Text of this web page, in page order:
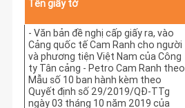
Tên giấy tờ
- Văn bản đề nghị cấp giấy ra, vào
Cảng quốc tế Cam Ranh cho người
và phương tiện Việt Nam của Công
ty Tân cảng - Petro Cam Ranh theo
Mẫu số 10 ban hành kèm theo
Quyết định số 29/2019/QĐ-TTg
ngày 03 tháng 10 năm 2019 của